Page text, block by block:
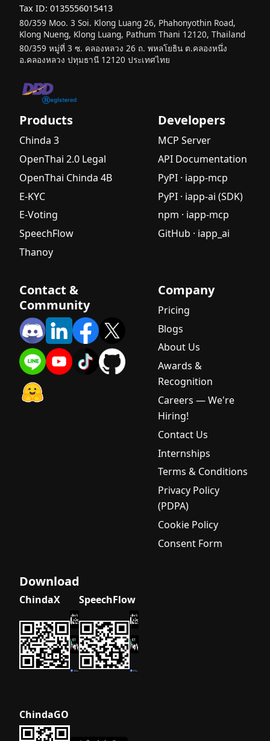
Tax ID: 0135556015413
80/359 Moo. 3 Soi. Klong Luang 26, Phahonyothin Road,
Klong Nueng, Klong Luang, Pathum Thani 12120, Thailand
80/359 หมู่ที่ 3 ซ. คลองหลวง 26 ถ. พหลโยธิน ต.คลองหนึ่ง
อ.คลองหลวง ปทุมธานี 12120 ประเทศไทย
Products
Chinda 3
OpenThai 2.0 Legal
OpenThai Chinda 4B
E-KYC
E-Voting
SpeechFlow
Thanoy
Developers
MCP Server
API Documentation
PyPI · iapp-mcp
PyPI · iapp-ai (SDK)
npm · iapp-mcp
GitHub · iapp_ai
Contact &
Community
Company
Pricing
Blogs
About Us
Awards &
Recognition
Careers — We're
Hiring!
Contact Us
Internships
Terms & Conditions
Privacy Policy
(PDPA)
Cookie Policy
Consent Form
Download
ChindaX SpeechFlow
ChindaGO